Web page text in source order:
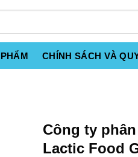
CHÍNH SÁCH VÀ
Công ty
Lactic Food